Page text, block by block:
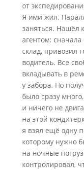
от
Я ими жил.
заняться. Нашёл
агентом:
склад, привозил
водитель. Все
вкладывать в
у забора. Но
было сразу
и ничего не
на этой
я взял ещё одну
которому нужно
на ночные
контролировал,